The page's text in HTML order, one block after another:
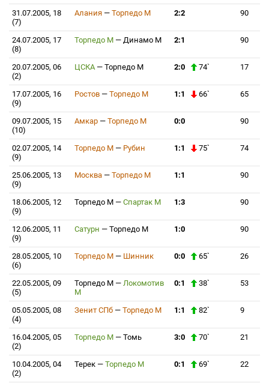
31.07.2005, 18
(7)
Алания — Торпедо М 2:2 90
24.07.2005, 17
(8)
Торпедо М — Динамо М 2:1 90
20.07.2005, 06
(2)
ЦСКА — Торпедо М 2:0 74` 17
17.07.2005, 16
(9)
Ростов — Торпедо М 1:1 66` 65
09.07.2005, 15
(10)
Амкар — Торпедо М 0:0 90
02.07.2005, 14
(9)
Торпедо М — Рубин 1:1 75` 74
25.06.2005, 13
(9)
Москва — Торпедо М 1:1 90
18.06.2005, 12
(9)
Торпедо М — Спартак М 1:3 90
12.06.2005, 11
(9)
Сатурн — Торпедо М 1:0 90
28.05.2005, 10
(6)
Торпедо М — Шинник 0:0 65` 26
22.05.2005, 09
(5)
Торпедо М — Локомотив
М
0:1 38` 53
05.05.2005, 08
(4)
Зенит СПб — Торпедо М 1:1 82` 9
16.04.2005, 05
(2)
Торпедо М — Томь 3:0 70` 21
10.04.2005, 04
(2)
Терек — Торпедо М 0:1 69` 22